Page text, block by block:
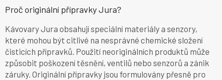
ý
i
s
u
Proč originální přípravky Jura?
Kávovary Jura obsahují speciální materiály a senzory,
které mohou být citlivé na nesprávné chemické složení
čisticích přípravků. Použití neoriginálních produktů může
způsobit poškození těsnění, ventilů nebo senzorů a zánik
záruky. Originální přípravky jsou formulovány přesně pro